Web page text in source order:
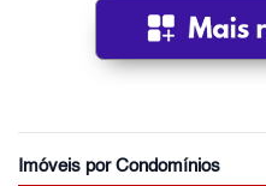
Imóveis por Condomínios